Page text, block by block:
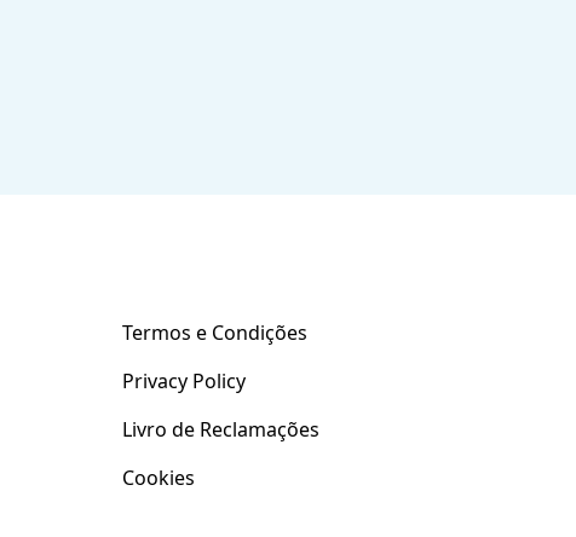
Termos e Condições
Privacy Policy
Livro de Reclamações
Cookies